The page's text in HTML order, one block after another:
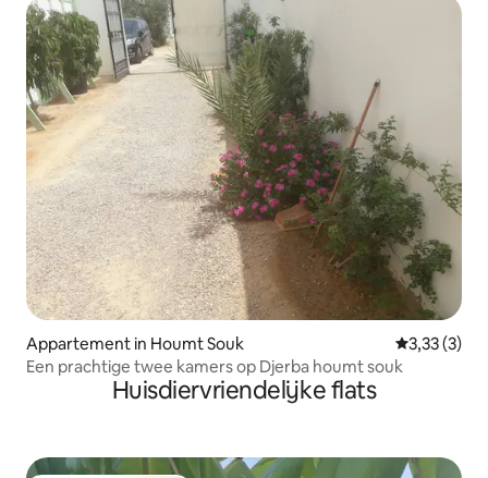
Appartement in Houmt Souk
3,33 (3)
Een prachtige twee kamers op Djerba houmt souk
Huisdiervriendelijke flats